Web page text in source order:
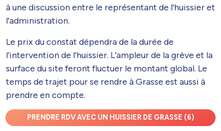
à une discussion entre le représentant de l'huissier et
l'administration.
Le prix du constat dépendra de la durée de
l’intervention de l’huissier. L’ampleur de la grève et la
surface du site feront fluctuer le montant global. Le
temps de trajet pour se rendre à Grasse est aussi à
prendre en compte.
PRENDRE RDV AVEC UN HUISSIER DE GRASSE (6)